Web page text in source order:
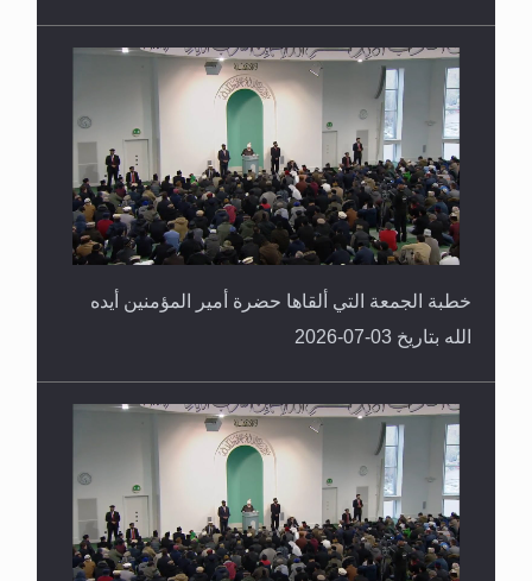
خطبة الجمعة التي ألقاها حضرة أمير المؤمنين أيده
الله بتاريخ 03-07-2026